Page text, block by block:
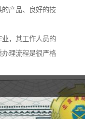
的产品、良好的技
，其工作人员的
理流程是很严格